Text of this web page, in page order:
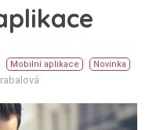
Mobilní aplikace
Novinka